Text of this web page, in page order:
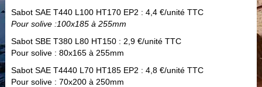
Sabot SAE T440 L100 HT170 EP2 : 4,4 €/unité TTC
Pour solive :100x185 à 255mm
Sabot SBE T380 L80 HT150 : 2,9 €/unité TTC
Pour solive : 80x165 à 255mm
Sabot SAE T4440 L70 HT185 EP2 : 4,8 €/unité TTC
Pour solive : 70x200 à 250mm